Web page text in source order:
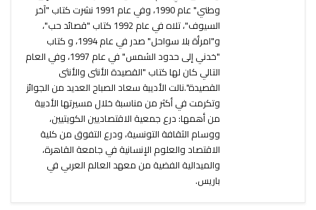
وطني" عام 1990، وفي عام 1991 نشرت كتاب "آخر
السيوف"، تلاه في عام 1992 كتاب "قصائد حب"،
و"امرأة بلا سواحل" صدر في عام 1994، و كتاب
"خدني إلى حدود الشمس" في عام 1997، وفي العام
التالي كان لها كتاب "القصيدة الأنثى والأنثى
القصيدة".نالت الأديبة سعاد الصباح العديد من الجوائز
وتكرمت في أكثر من مناسبة خلال مسيرتها الأدبية
من أهمها: درع جمعية الاقتصاديين الكويتيين،
ووسام الثقافة التونسية، ودرع التفوق من كلية
الاقتصاد والعلوم الإنسانية في جامعة القاهرة،
والميدالية الفضية من معهد العالم العربي في
باريس.